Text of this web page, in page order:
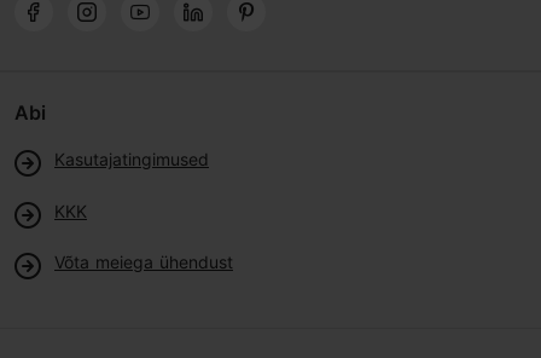
Abi
Kasutajatingimused
KKK
Võta meiega ühendust